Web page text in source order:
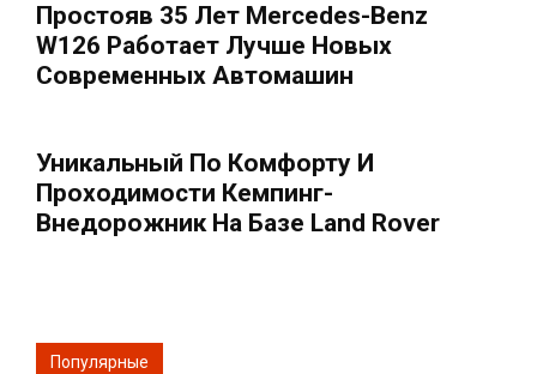
Простояв 35 Лет Mercedes-Benz
W126 Работает Лучше Новых
Современных Автомашин
Уникальный По Комфорту И
Проходимости Кемпинг-
Внедорожник На Базе Land Rover
Популярные